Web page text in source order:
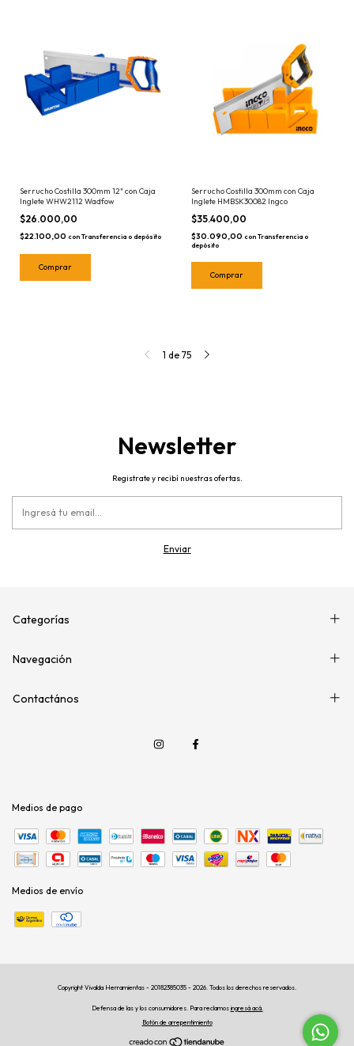
Serrucho Costilla 300mm 12" con Caja
Inglete WHW2112 Wadfow
$26.000,00
$22.100,00 con Transferencia o depósito
Serrucho Costilla 300mm con Caja
Inglete HMBSK30082 Ingco
$35.400,00
$30.090,00 con Transferencia o
depósito
1 de 75
Newsletter
Registrate y recibí nuestras ofertas.
Categorías
Navegación
Contactános
Medios de pago
Medios de envío
Copyright Vivalda Herramientas - 20182385035 - 2026. Todos los derechos reservados.
Defensa de las y los consumidores. Para reclamos ingresá acá.
Botón de arrepentimiento